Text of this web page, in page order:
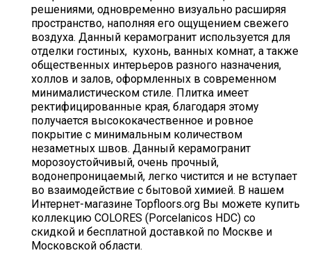
решениями, одновременно визуально расширяя
пространство, наполняя его ощущением свежего
воздуха. Данный керамогранит используется для
отделки гостиных, кухонь, ванных комнат, а также
общественных интерьеров разного назначения,
холлов и залов, оформленных в современном
минималистическом стиле. Плитка имеет
ректифицированные края, благодаря этому
получается высококачественное и ровное
покрытие с минимальным количеством
незаметных швов. Данный керамогранит
морозоустойчивый, очень прочный,
водонепроницаемый, легко чистится и не вступает
во взаимодействие с бытовой химией. В нашем
Интернет-магазине Topfloors.org Вы можете купить
коллекцию COLORES (Porcelanicos HDC) со
скидкой и бесплатной доставкой по Москве и
Московской области.